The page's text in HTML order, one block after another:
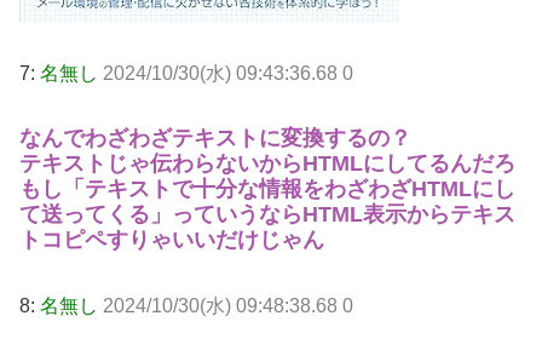
7: 名無し 2024/10/30(水) 09:43:36.68 0
なんでわざわざテキストに変換するの？
テキストじゃ伝わらないからHTMLにしてるんだろ
もし「テキストで十分な情報をわざわざHTMLにし
て送ってくる」っていうならHTML表示からテキス
トコピペすりゃいいだけじゃん
8: 名無し 2024/10/30(水) 09:48:38.68 0